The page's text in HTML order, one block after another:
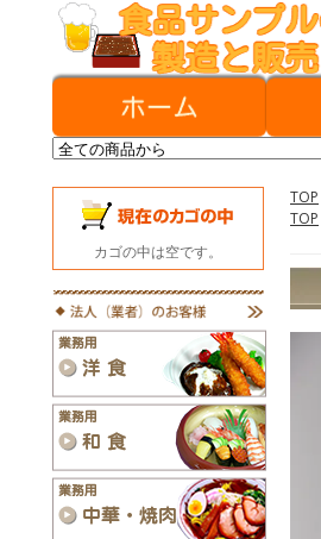
TOP
TOP
カゴの中は空です。